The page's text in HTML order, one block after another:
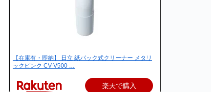
【在庫有・即納】 日立 紙パック式クリーナー メタリ
ックピンク CV-V500 …
楽天で購入